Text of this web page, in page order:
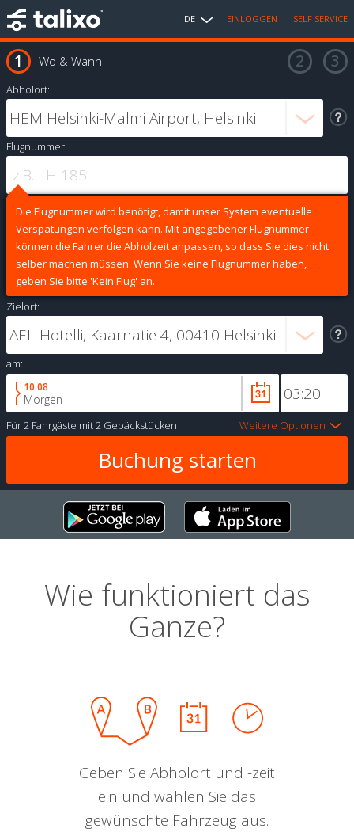
DE EINLOGGEN SELF SERVICE
Wo & Wann
Abholort:
Flugnummer:
Die Flugnummer wird benötigt, damit unser System eventuelle
Verspätungen verfolgen kann. Mit angegebener Flugnummer
können die Fahrer die Abholzeit anpassen, so dass Sie dies nicht
selber machen müssen. Wenn Sie keine Flugnummer haben,
geben Sie bitte 'Kein Flug' an.
Zielort:
am:
10.08
Morgen
Für2 Fahrgäste mit2 Gepäckstücken Weitere Optionen
Wie funktioniert das
Ganze?
Geben Sie Abholort und -zeit
ein und wählen Sie das
gewünschte Fahrzeug aus.